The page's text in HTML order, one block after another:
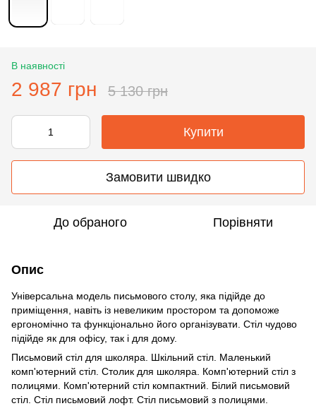
В наявності
2 987 грн 5 130 грн
Купити
Замовити швидко
До обраного Порівняти
Опис
Універсальна модель письмового столу, яка підійде до
приміщення, навіть із невеликим простором та допоможе
ергономічно та функціонально його організувати. Стіл чудово
підійде як для офісу, так і для дому.
Письмовий стіл для школяра. Шкільний стіл. Маленький
комп'ютерний стіл. Столик для школяра. Комп'ютерний стіл з
полицями. Комп'ютерний стіл компактний. Білий письмовий
стіл. Стіл письмовий лофт. Стіл письмовий з полицями.